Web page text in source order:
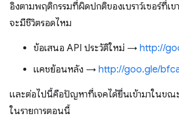
อิงตามพฤติกรรมที่ผิดปกติของเบราว์เซอร์ที่เข
จะมีชีวิตรอดไหม
ข้อเสนอ API ประวัติใหม่ → http://
แคชย้อนหลัง → http://goo.gle/
และต่อไปนี้คือปัญหาที่เจคได้ยื่นเข้ามาในขณ
ในรายการตอนนี้